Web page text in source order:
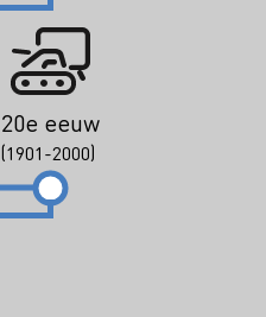
20e eeuw
(1901-2000)